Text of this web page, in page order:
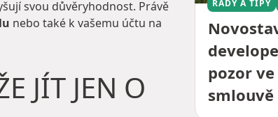
svou důvěryhodnost. Právě
nebo také k vašemu účtu na
JÍT JEN O
RADY A TIPY
pozor